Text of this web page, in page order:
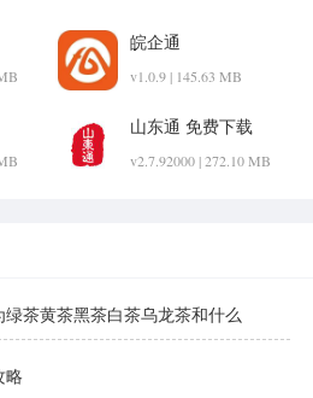
皖企通
v1.0.9 | 145.63 MB
山东通 免费下载
v2.7.92000 | 272.10 MB
茶黄茶黑茶白茶乌龙茶和什么
略